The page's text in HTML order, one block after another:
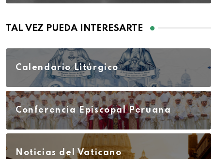
TAL VEZ PUEDA INTERESARTE
Calendario Litúrgico
Conferencia Episcopal Peruana
Noticias del Vaticano